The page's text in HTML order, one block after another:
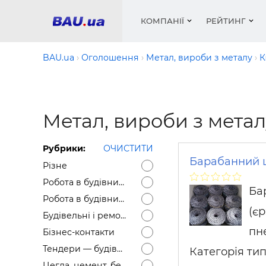
КОМПАНІЇ РЕЙТИНГ
Медіа
Вікна і
Сипучі
цемент
Фарби,
BAU.ua Оголошення Метал, вироби з металу
Метал, вироби з
Рубрики:
ОЧИСТИТИ
Різне
Робота в будівництві — Вакансії
Робота в будівництві — Резюме
Будівельні і ремонтні послуги
Бізнес-контакти
Тендери — будівельні
Барабанний
Категорія